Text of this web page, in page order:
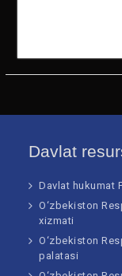
51652 n
Davlat
Davlat hukumat
O‘zbekiston
xizmati
O‘zbekiston
palatasi